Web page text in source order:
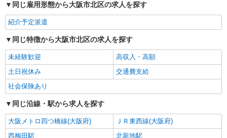
同じ雇用形態から大阪市北区の求人を探す
紹介予定派遣
同じ特徴から大阪市北区の求人を探す
未経験歓迎
高収入・高額
土日祝休み
交通費支給
社会保険あり
同じ沿線・駅から求人を探す
大阪メトロ四つ橋線(大阪府)
ＪＲ東西線(大阪府)
西梅田駅
北新地駅